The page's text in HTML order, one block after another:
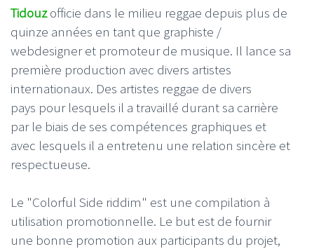
Tidouzofficie dans le milieu reggae depuis plus de
quinze années en tant que graphiste /
webdesigner et promoteur de musique. Il lance sa
première production avec divers artistes
internationaux. Des artistes reggae de divers
pays pour lesquels il a travaillé durant sa carrière
par le biais de ses compétences graphiques et
avec lesquels il a entretenu une relation sincère et
respectueuse.
Le "Colorful Side riddim" est une compilation à
utilisation promotionnelle. Le but est de fournir
une bonne promotion aux participants du projet,